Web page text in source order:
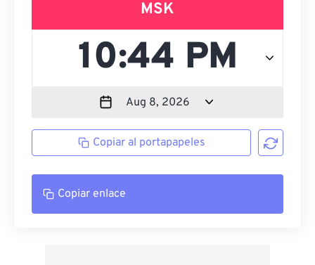
MSK
Copiar al portapapeles
Copiar enlace